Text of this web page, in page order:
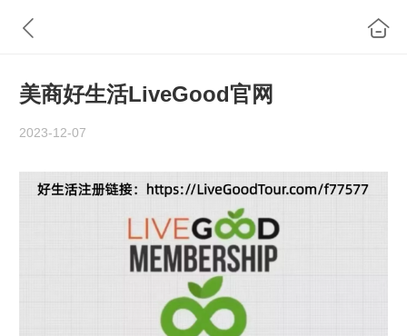
美商好生活LiveGood官网
2023-12-07